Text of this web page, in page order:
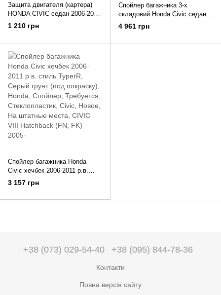
Защита двигателя (картера)
HONDA CIVIC седан 2006-2012
г.в.
1 210 грн
Спойлер багажника 3-х
складовий Honda Civic седан
2006-2011 р.в. стиль Mugen
4 961 грн
Спойлер багажника Honda
Civic хечбек 2006-2011 р.в.
стиль TyperR
3 157 грн
+38 (073) 029-54-40 +38 (095) 844-78-36
Контакти
Повна версія сайту